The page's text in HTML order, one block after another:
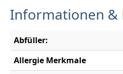
Informationen &
Abfüller:
Allergie Merkmale